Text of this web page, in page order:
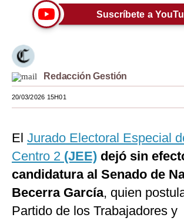
Viajes
Moda
Estilos
Mundo
México
España
Internacional
Tecnología
Suscríbete a
Redacción Gestión
20/03/2026 15H01
El Jurado Electoral Especial
Centro 2 (JEE) dejó sin
candidatura al Senado de
Becerra García, quien
Partido de los Trabajadores y